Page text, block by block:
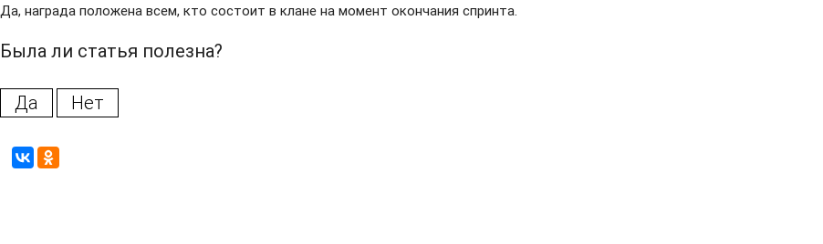
Да, награда положена всем, кто состоит в клане на момент окончания спринта.
Была ли статья полезна?
Да Нет